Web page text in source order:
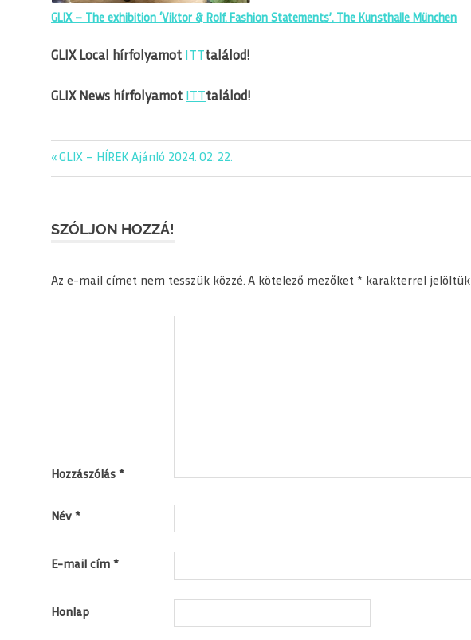
GLIX – The exhibition ‘Viktor & Rolf. Fashion Statements’. The Kunsthalle München
GLIX Local hírfolyamot ITT találod!
GLIX News hírfolyamot találod!
editorial
glix
Bejegyzés
Previous
Post:
GLIX – HÍREK Ajánló 2024. 02. 22.
SZÓLJON HOZZÁ!
Az e-mail címet nem tesszük közzé. A kötelező mezőket * karakterrel jelöltük
Hozzászólás *
Név *
E-mail cím *
Honlap